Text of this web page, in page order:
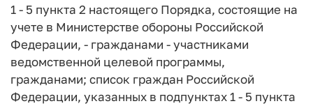
1 - 5 пункта 2 настоящего Порядка, состоящие на
учете в Министерстве обороны Российской
Федерации, - гражданами - участниками
ведомственной целевой программы,
гражданами; список граждан Российской
Федерации, указанных в подпунктах 1 - 5 пункта